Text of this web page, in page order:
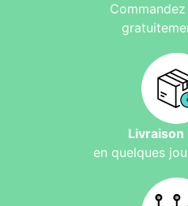
Livraison
en quelques